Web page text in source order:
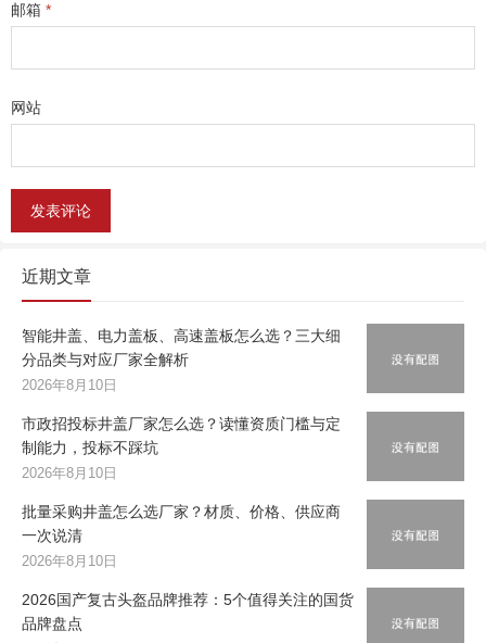
邮箱 *
网站
近期文章
智能井盖、电力盖板、高速盖板怎么选？三大细
分品类与对应厂家全解析
2026年8月10日
市政招投标井盖厂家怎么选？读懂资质门槛与定
制能力，投标不踩坑
2026年8月10日
批量采购井盖怎么选厂家？材质、价格、供应商
一次说清
2026年8月10日
2026国产复古头盔品牌推荐：5个值得关注的国货
品牌盘点